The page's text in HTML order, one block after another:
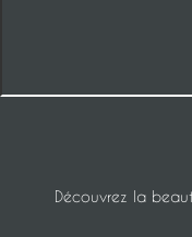
Découvrez la